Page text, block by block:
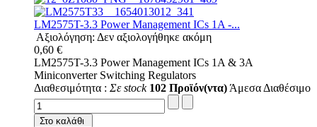
LM2575T-3.3 Power Management ICs 1A -...
Αξιολόγηση: Δεν αξιολογήθηκε ακόμη
0,60 €
LM2575T-3.3 Power Management ICs 1A & 3A
Miniconverter Switching Regulators
Διαθεσιμότητα : Σε stock 102 Προϊόν(ντα) Άμεσα Διαθέσιμο
Στο καλάθι